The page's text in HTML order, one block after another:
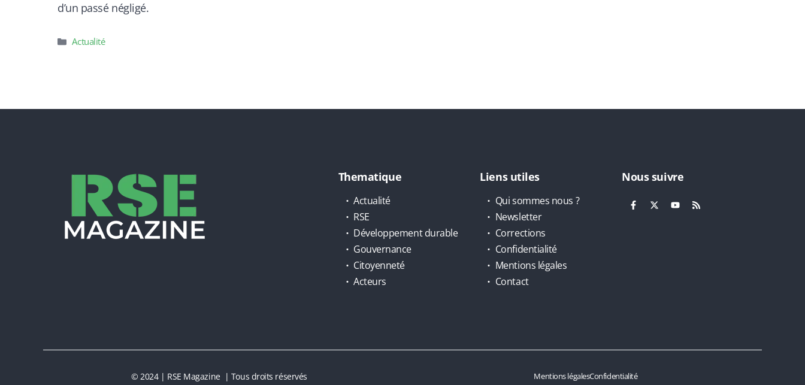
d’un passé négligé.
Catégories
Actualité
Thematique
Actualité
RSE
Développement durable
Gouvernance
Citoyenneté
Acteurs
Liens utiles
Qui sommes nous ?
Newsletter
Corrections
Confidentialité
Mentions légales
Contact
Nous suivre
© 2024 | RSE Magazine | Tous droits réservés Mentions légalesConfidentialité